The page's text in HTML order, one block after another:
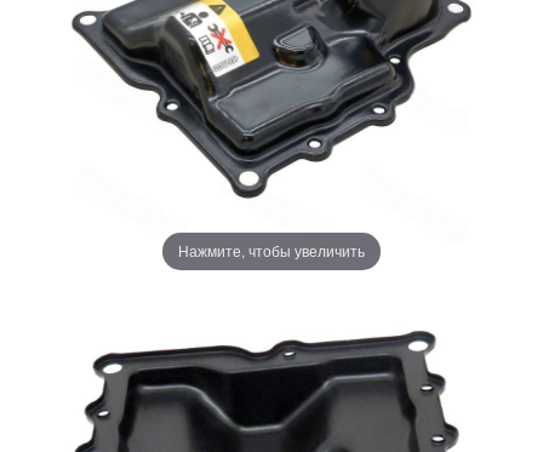
Нажмите, чтобы увеличить